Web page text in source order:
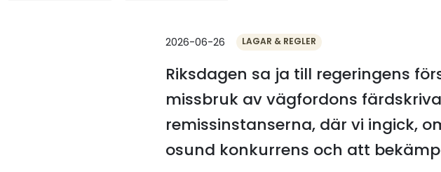
2026-06-26 LAGAR & REGLER
Riksdagen sa ja till regeringens
missbruk av vägfordons
remissinstanserna, där vi ingick,
osund konkurrens och att